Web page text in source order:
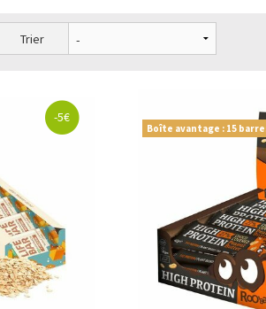
Trier
-5€
Boîte avantage : 15